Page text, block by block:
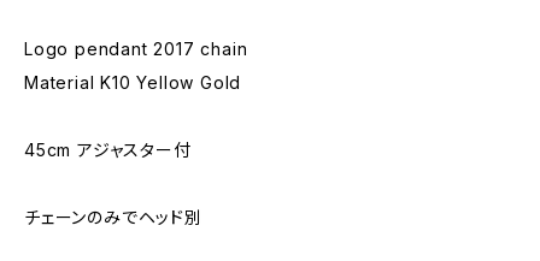
Logo pendant 2017 chain
Material K10 Yellow Gold
45cm アジャスター付
チェーンのみでヘッド別